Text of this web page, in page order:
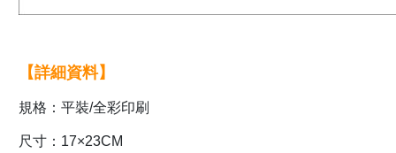
【詳細資料】
規格：平裝/全彩印刷
尺寸：17×23CM